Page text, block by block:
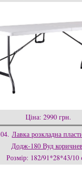
Ціна: 2990 грн.
04. Лавка розкладна
Додж-180 Вуд
Розмір: 182/91*28*43/10